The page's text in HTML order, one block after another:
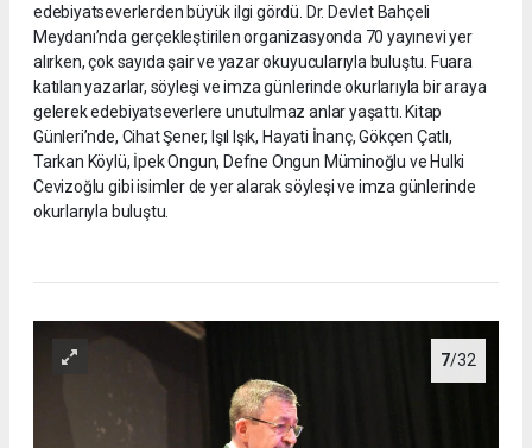
edebiyatseverlerden büyük ilgi gördü. Dr. Devlet Bahçeli
Meydanı’nda gerçekleştirilen organizasyonda 70 yayınevi yer
alırken, çok sayıda şair ve yazar okuyucularıyla buluştu. Fuara
katılan yazarlar, söyleşi ve imza günlerinde okurlarıyla bir araya
gelerek edebiyatseverlere unutulmaz anlar yaşattı. Kitap
Günleri’nde, Cihat Şener, Işıl Işık, Hayati İnanç, Gökçen Çatlı,
Tarkan Köylü, İpek Ongun, Defne Ongun Müminoğlu ve Hulki
Cevizoğlu gibi isimler de yer alarak söyleşi ve imza günlerinde
okurlarıyla buluştu.
7/32